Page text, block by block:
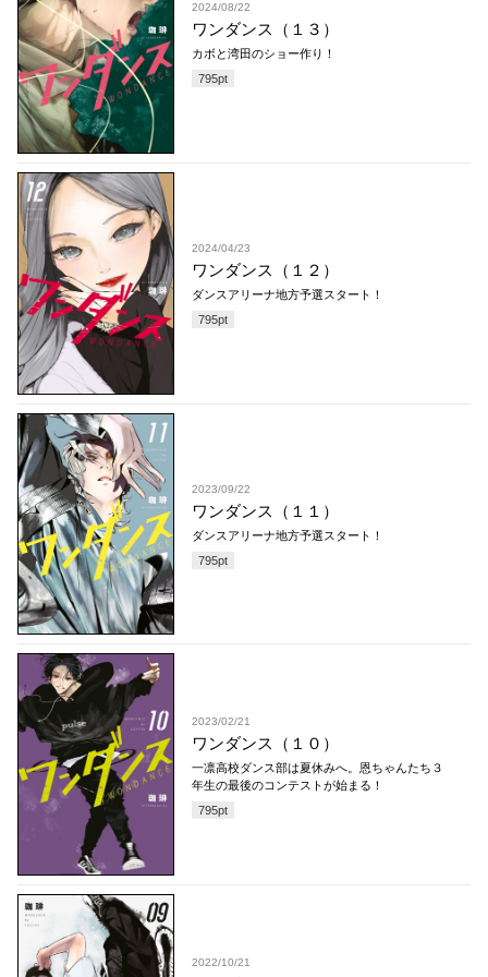
2024/08/22
ワンダンス（１３）
カボと湾田のショー作り！
795pt
2024/04/23
ワンダンス（１２）
ダンスアリーナ地方予選スタート！
795pt
2023/09/22
ワンダンス（１１）
ダンスアリーナ地方予選スタート！
795pt
2023/02/21
ワンダンス（１０）
一凛高校ダンス部は夏休みへ。恩ちゃんたち３
年生の最後のコンテストが始まる！
795pt
2022/10/21